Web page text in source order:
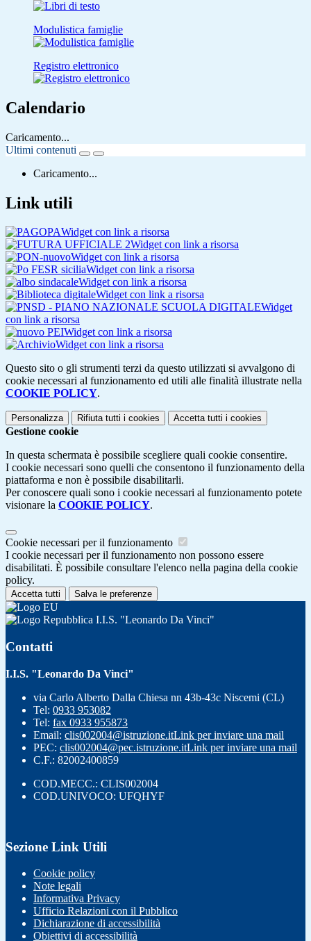
Modulistica famiglie
Registro elettronico
Calendario
Caricamento...
Ultimi contenuti
Caricamento...
Link utili
Widget con link a risorsa
Widget con link a risorsa
Widget con link a risorsa
Widget con link a risorsa
Widget con link a risorsa
Widget con link a risorsa
Widget
con link a risorsa
Widget con link a risorsa
Widget con link a risorsa
Questo sito o gli strumenti terzi da questo utilizzati si avvalgono di
cookie necessari al funzionamento ed utili alle finalità illustrate nella
COOKIE POLICY.
Personalizza Rifiuta tutti i cookies Accetta tutti i cookies
Gestione cookie
In questa schermata è possibile scegliere quali cookie consentire.
I cookie necessari sono quelli che consentono il funzionamento della
piattaforma e non è possibile disabilitarli.
Per conoscere quali sono i cookie necessari al funzionamento potete
visionare la COOKIE POLICY.
Cookie necessari per il funzionamento
I cookie necessari per il funzionamento non possono essere
disabilitati. È possibile consultare l'elenco nella pagina della cookie
policy.
Accetta tutti Salva le preferenze
I.I.S. "Leonardo Da Vinci"
Contatti
I.I.S. "Leonardo Da Vinci"
via Carlo Alberto Dalla Chiesa nn 43b-43c Niscemi (CL)
Tel: 0933 953082
Tel: fax 0933 955873
Email: clis002004@istruzione.itLink per inviare una mail
PEC: clis002004@pec.istruzione.itLink per inviare una mail
C.F.: 82002400859
COD.MECC.: CLIS002004
COD.UNIVOCO: UFQHYF
Sezione Link Utili
Cookie policy
Note legali
Informativa Privacy
Ufficio Relazioni con il Pubblico
Dichiarazione di accessibilità
Obiettivi di accessibilità